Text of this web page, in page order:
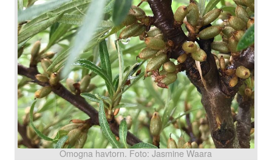
Omogna havtorn. Foto: Jasmine Waara